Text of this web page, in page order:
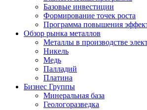
Базовые инвестиции
Формирование точек роста
Программа повышения
Обзор рынка металлов
Металлы в производстве
Никель
Медь
Палладий
Платина
Бизнес Группы
Минеральная база
Геологоразведка